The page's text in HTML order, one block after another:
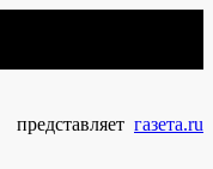
представляет газета.ru